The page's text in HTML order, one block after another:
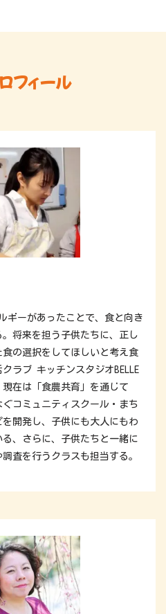
フィール
ギーがあったことで、食と向き
将来を担う子供たちに、正し
の選択をしてほしいと考え食
ラブ キッチンスタジオBELLE
在は「食農共育」を通じて
ぐコミュニティスクール・まち
開発し、子供にも大人にもわ
、さらに、子供たちと一緒に
査を行うクラスも担当する。